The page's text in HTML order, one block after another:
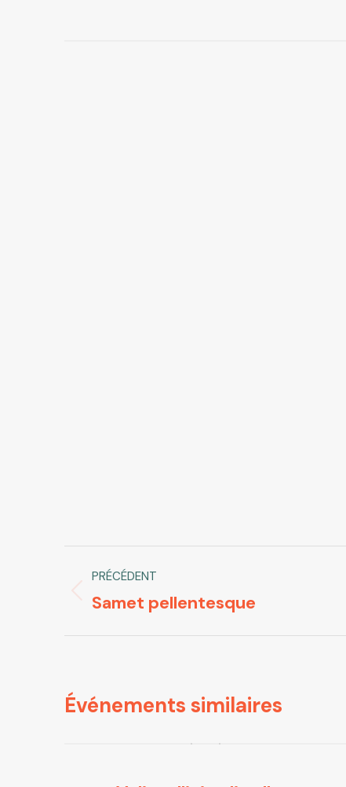
Navigation
de
commentaire
PRÉCÉDENT
Onglet
Samet pellentesque
Événements similaires